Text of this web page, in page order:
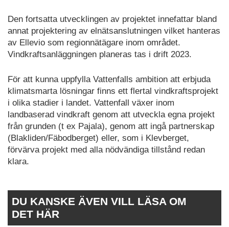
Den fortsatta utvecklingen av projektet innefattar bland
annat projektering av elnätsanslutningen vilket hanteras
av Ellevio som regionnätägare inom området.
Vindkraftsanläggningen planeras tas i drift 2023.
För att kunna uppfylla Vattenfalls ambition att erbjuda
klimatsmarta lösningar finns ett flertal vindkraftsprojekt
i olika stadier i landet. Vattenfall växer inom
landbaserad vindkraft genom att utveckla egna projekt
från grunden (t ex Pajala), genom att ingå partnerskap
(Blakliden/Fäbodberget) eller, som i Klevberget,
förvärva projekt med alla nödvändiga tillstånd redan
klara.
DU KANSKE ÄVEN VILL LÄSA OM
DET HÄR